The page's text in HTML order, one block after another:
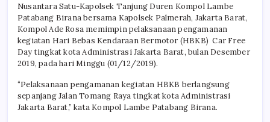
Nusantara Satu-Kapolsek Tanjung Duren Kompol Lambe
Patabang Birana bersama Kapolsek Palmerah, Jakarta Barat,
Kompol Ade Rosa memimpin pelaksanaan pengamanan
kegiatan Hari Bebas Kendaraan Bermotor (HBKB) Car Free
Day tingkat kota Administrasi Jakarta Barat, bulan Desember
2019, pada hari Minggu (01/12/2019).
“Pelaksanaan pengamanan kegiatan HBKB berlangsung
sepanjang Jalan Tomang Raya tingkat kota Administrasi
Jakarta Barat,” kata Kompol Lambe Patabang Birana.